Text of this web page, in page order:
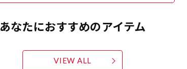
あなたにおすすめのアイテム
VIEW ALL